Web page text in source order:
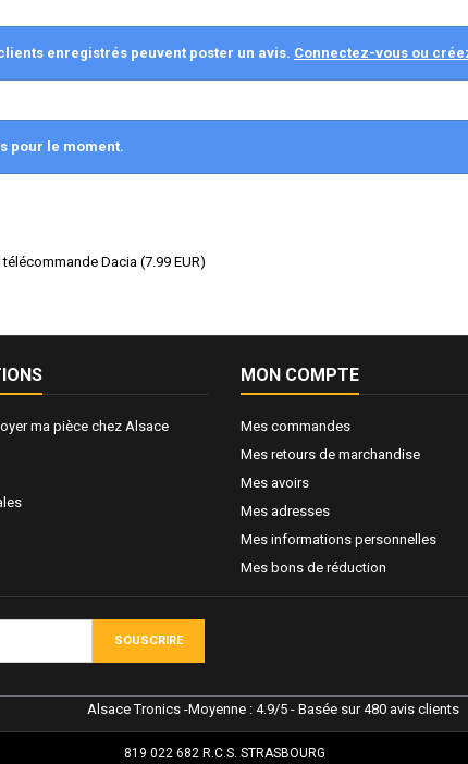
enregistrés peuvent poster un avis. Connectez-vous ou
pour le moment.
Dacia(7.99 EUR)
ma pièce chez Alsace
819 022 682 R.C.S. STRASBOURG
MON COMPTE
Mes commandes
Mes retours de marchandise
Mes avoirs
Mes adresses
Mes informations personnelles
Mes bons de réduction
SOUSCRIRE
Alsace Tronics -Moyenne : 4.9/5 - Basée sur480 avis clients